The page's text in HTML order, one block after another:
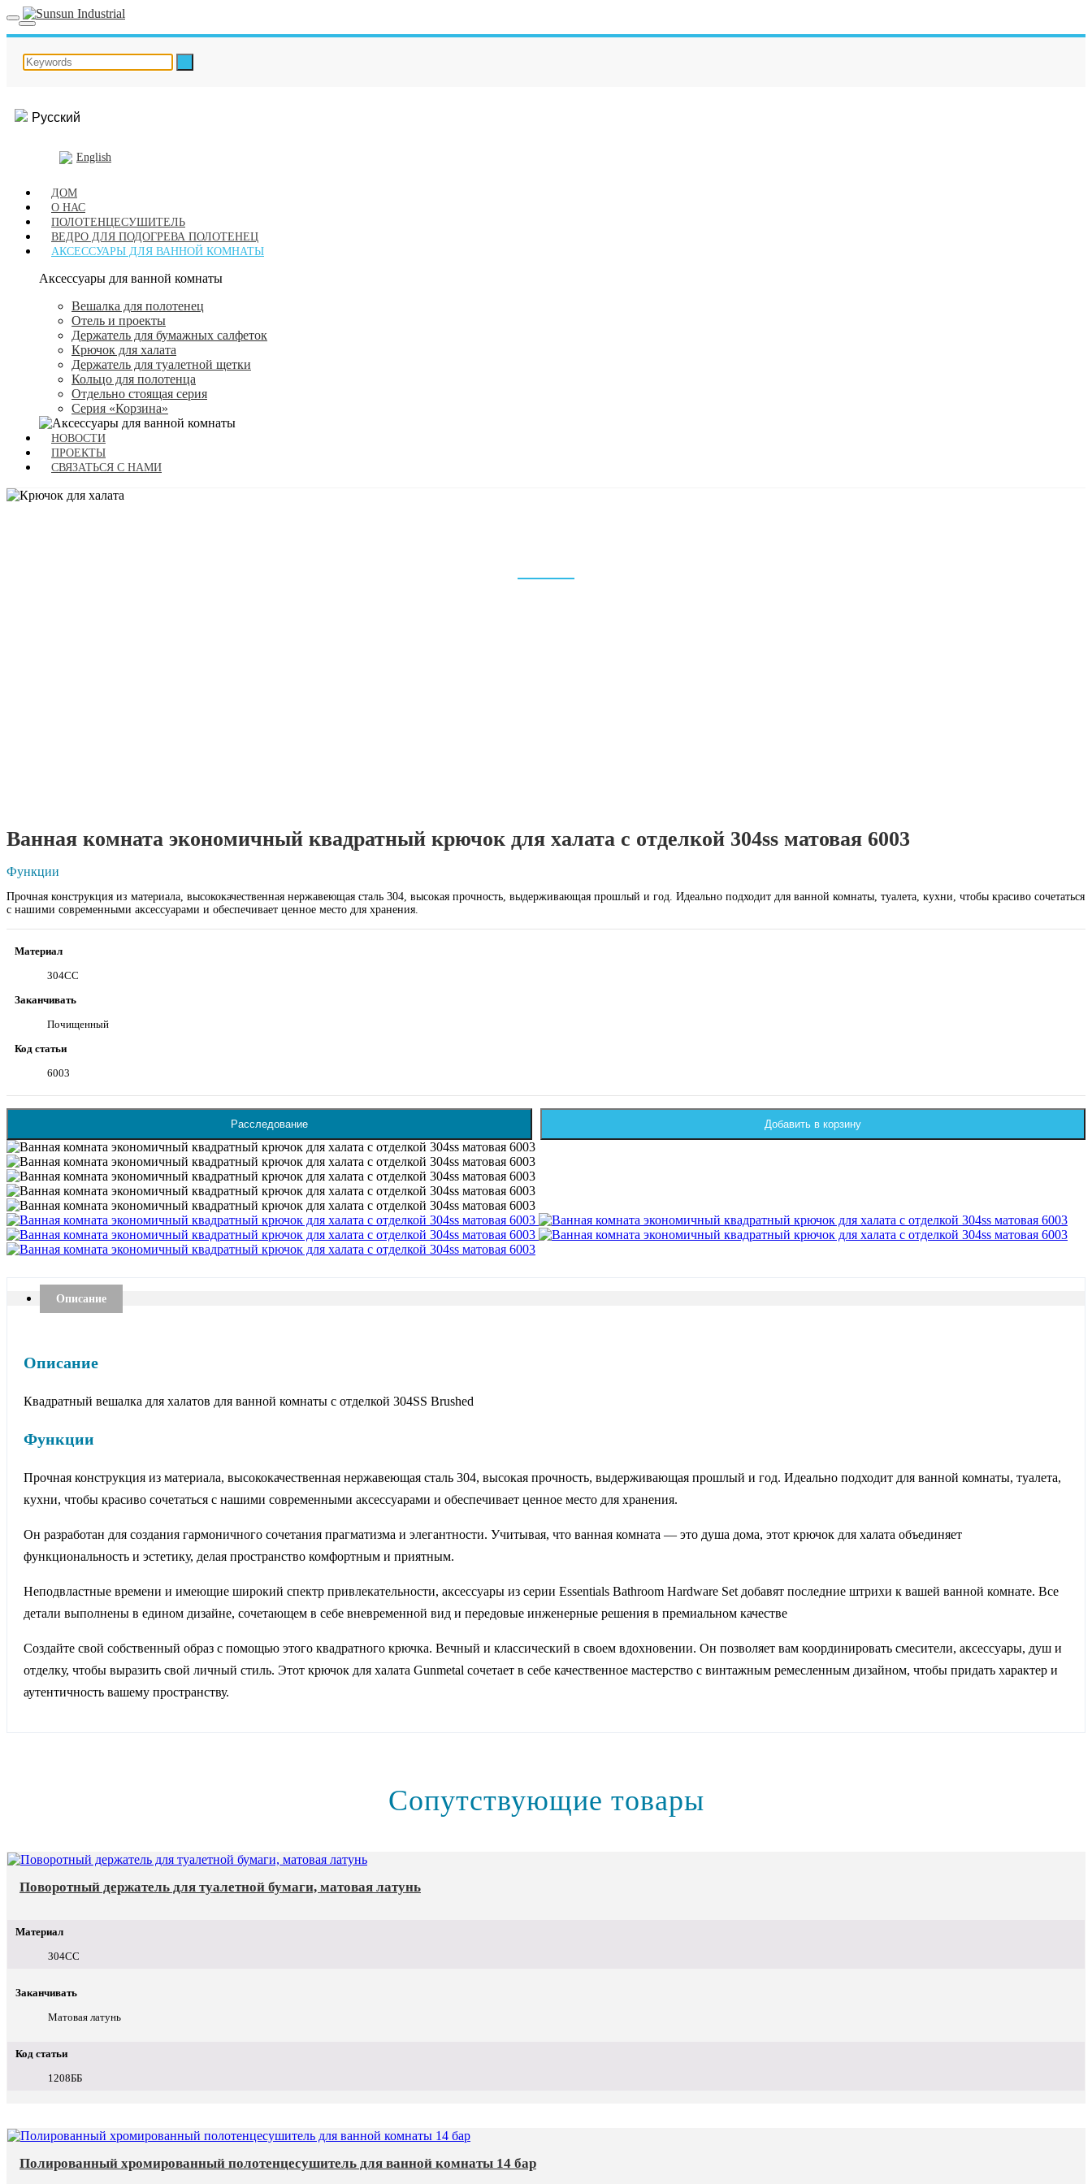
Русский
English
ДОМ
О НАС
ПОЛОТЕНЦЕСУШИТЕЛЬ
ВЕДРО ДЛЯ ПОДОГРЕВА ПОЛОТЕНЕЦ
АКСЕССУАРЫ ДЛЯ ВАННОЙ КОМНАТЫ
Аксессуары для ванной комнаты
Вешалка для полотенец
Отель и проекты
Держатель для бумажных салфеток
Крючок для халата
Держатель для туалетной щетки
Кольцо для полотенца
Отдельно стоящая серия
Серия «Корзина»
НОВОСТИ
ПРОЕКТЫ
СВЯЗАТЬСЯ С НАМИ
Ванная комната экономичный квадратный крючок для халата с отделкой 304ss матовая 6003
Функции
Прочная конструкция из материала, высококачественная нержавеющая сталь 304, высокая прочность, выдерживающая прошлый и год. Идеально подходит для ванной комнаты, туалета, кухни, чтобы красиво сочетаться
с нашими современными аксессуарами и обеспечивает ценное место для хранения.
Материал
304СС
Заканчивать
Почищенный
Код статьи
6003
Расследование Добавить в корзину
Описание
Описание
Квадратный вешалка для халатов для ванной комнаты с отделкой 304SS Brushed
Функции
Прочная конструкция из материала, высококачественная нержавеющая сталь 304, высокая прочность, выдерживающая прошлый и год. Идеально подходит для ванной комнаты, туалета,
кухни, чтобы красиво сочетаться с нашими современными аксессуарами и обеспечивает ценное место для хранения.
Он разработан для создания гармоничного сочетания прагматизма и элегантности. Учитывая, что ванная комната — это душа дома, этот крючок для халата объединяет
функциональность и эстетику, делая пространство комфортным и приятным.
Неподвластные времени и имеющие широкий спектр привлекательности, аксессуары из серии Essentials Bathroom Hardware Set добавят последние штрихи к вашей ванной комнате. Все
детали выполнены в едином дизайне, сочетающем в себе вневременной вид и передовые инженерные решения в премиальном качестве
Создайте свой собственный образ с помощью этого квадратного крючка. Вечный и классический в своем вдохновении. Он позволяет вам координировать смесители, аксессуары, душ и
отделку, чтобы выразить свой личный стиль. Этот крючок для халата Gunmetal сочетает в себе качественное мастерство с винтажным ремесленным дизайном, чтобы придать характер и
аутентичность вашему пространству.
Сопутствующие товары
Поворотный держатель для туалетной бумаги, матовая латунь
Материал
304СС
Заканчивать
Матовая латунь
Код статьи
1208ББ
Полированный хромированный полотенцесушитель для ванной комнаты 14 бар